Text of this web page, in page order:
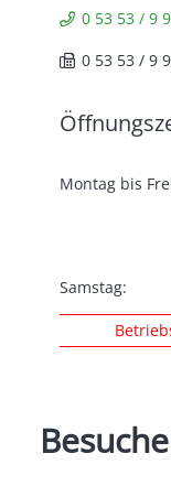
0 53 53 / 9
0 53 53 / 9
Montag bis
Samstag: